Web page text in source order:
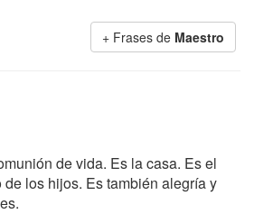
+ Frases de Maestro
de vida. Es la casa. Es el
los hijos. Es también alegría y